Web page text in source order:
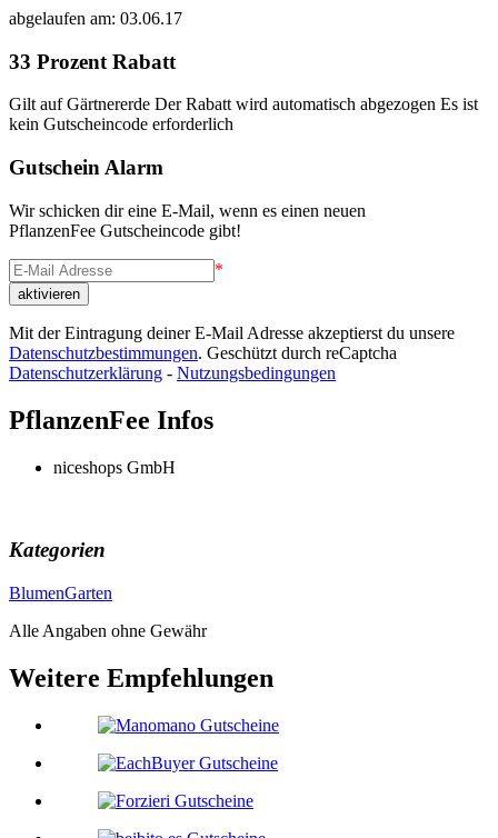
abgelaufen am: 03.06.17
33 Prozent Rabatt
Gilt auf Gärtnererde Der Rabatt wird automatisch abgezogen Es ist
kein Gutscheincode erforderlich
Gutschein Alarm
Wir schicken dir eine E-Mail, wenn es einen neuen
PflanzenFee Gutscheincode gibt!
*
Mit der Eintragung deiner E-Mail Adresse akzeptierst du unsere
Datenschutzbestimmungen. Geschützt durch reCaptcha
Datenschutzerklärung - Nutzungsbedingungen
PflanzenFee Infos
niceshops GmbH
Kategorien
BlumenGarten
Alle Angaben ohne Gewähr
Weitere Empfehlungen